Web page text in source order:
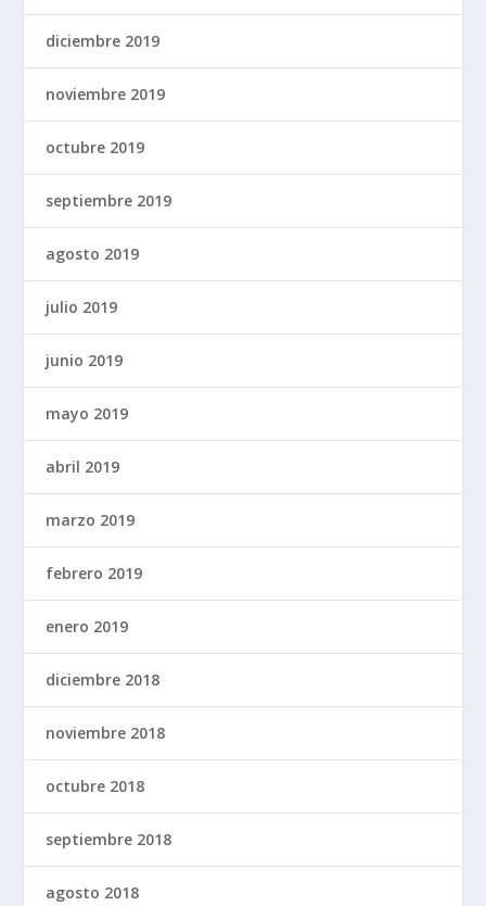
diciembre 2019
noviembre 2019
octubre 2019
septiembre 2019
agosto 2019
julio 2019
junio 2019
mayo 2019
abril 2019
marzo 2019
febrero 2019
enero 2019
diciembre 2018
noviembre 2018
octubre 2018
septiembre 2018
agosto 2018